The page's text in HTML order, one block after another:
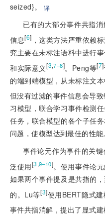
seized}。
译
已有的大部分事件共指
信息[6] ，这类方法严重依赖
究主要在未标注语料中进行
和实际意义[3,7–8]。Peng等[7]
的端到端模型，从未标注文
但没有过滤的事件信息会导
习模型，联合学习事件检测
任务，联合模型的各个子任
问题，使模型达到最佳的性能。
事件论元作为事件的关
泛使用[3,9–10]。使用事件论
如果两个事件提及是共指的
的。Lu等[3]使用BERT隐式
事件共指消解，提出了显式